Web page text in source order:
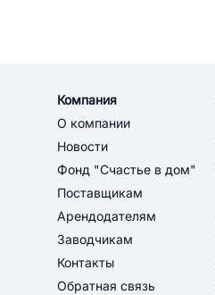
Компания
О компании
Новости
Фонд "Счастье в дом"
Поставщикам
Арендодателям
Заводчикам
Контакты
Обратная связь